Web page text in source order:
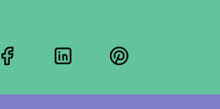
FacebookLinkedInPinterest